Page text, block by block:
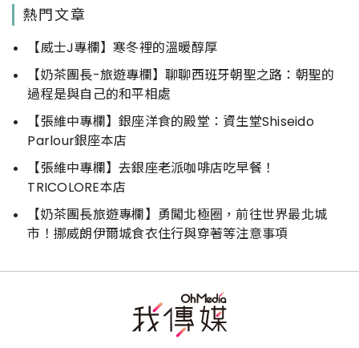
熱門文章
【威士J專欄】寒冬裡的溫暖醇厚
【奶茶團長-旅遊專欄】聊聊西班牙朝聖之路：朝聖的
過程是與自己的和平相處
【張維中專欄】銀座洋食的殿堂：資生堂Shiseido
Parlour銀座本店
【張維中專欄】去銀座老派咖啡店吃早餐！
TRICOLORE本店
【奶茶團長旅遊專欄】勇闖北極圈，前往世界最北城
市！挪威朗伊爾城食衣住行與穿著等注意事項